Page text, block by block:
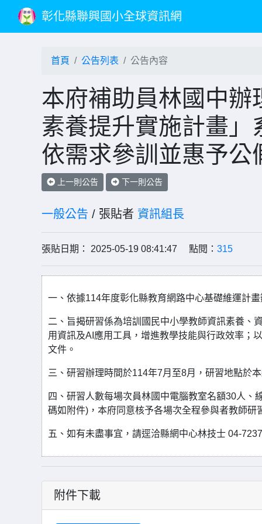
彰化縣聯興國小全球資訊網
首頁 公告列表 公告內容
本府補助員林國中辦
素養提升實施計畫
依需求參訓並惠予公
上一則公告 下一則公告
一般公告 / 張貼者 資訊組長
張貼日期： 2025-05-19 08:41:47 點閱： 315
一、依據114年度彰化縣教育網路中心基礎維運計畫
二、旨揭研習係為培訓國民中小學教師資訊素養、
用資訊及AI應用工具，增進教學技能與行政效率；
文件。
三、研習辦理時間於114年7月至8月，研習地點於
四、研習人數每場次員林國中電腦教室名額30人、
碼如附件)，本府同意核予各場次全程參與者教師研
五、如有未盡事宜，請逕洽縣網中心林技士 04-
附件下載